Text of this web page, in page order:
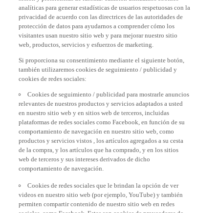
analíticas para generar estadísticas de usuarios respetuosas con la
privacidad de acuerdo con las directrices de las autoridades de
protección de datos para ayudarnos a comprender cómo los
visitantes usan nuestro sitio web y para mejorar nuestro sitio
web, productos, servicios y esfuerzos de marketing.
Si proporciona su consentimiento mediante el siguiente botón,
también utilizaremos cookies de seguimiento / publicidad y
cookies de redes sociales:
Cookies de seguimiento / publicidad para mostrarle anuncios
relevantes de nuestros productos y servicios adaptados a usted
en nuestro sitio web y en sitios web de terceros, incluidas
plataformas de redes sociales como Facebook, en función de su
comportamiento de navegación en nuestro sitio web, como
productos y servicios vistos , los artículos agregados a su cesta
de la compra, y los artículos que ha comprado, y en los sitios
web de terceros y sus intereses derivados de dicho
comportamiento de navegación.
Cookies de redes sociales que le brindan la opción de ver
videos en nuestro sitio web (por ejemplo, YouTube) y también
permiten compartir contenido de nuestro sitio web en redes
sociales, como Facebook. Estas son cookies de proveedores de